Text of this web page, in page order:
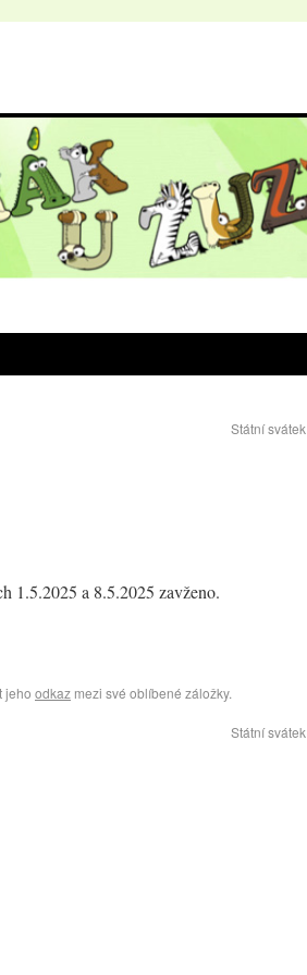
Státní svátek
1.5.2025 a 8.5.2025 zavženo.
jeho odkaz mezi své oblíbené záložky.
Státní svátek